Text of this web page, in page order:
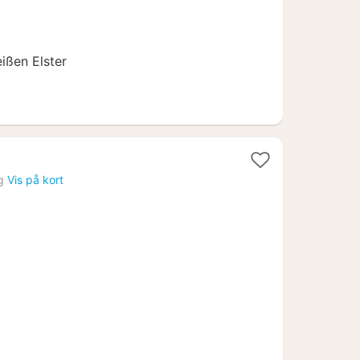
Elster
Vis på kort